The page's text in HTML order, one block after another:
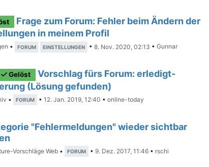
Frage zum Forum: Fehler beim Ändern der
in meinem Profil
• FORUM EINSTELLUNGEN • 8. Nov. 2020, 02:13 • Gunnar
Gelöst
Vorschlag fürs Forum: erledigt-
(Lösung gefunden)
• FORUM • 12. Jan. 2019, 12:40 • online-today
"Fehlermeldungen" wieder sichtbar
Vorschläge Web • FORUM • 9. Dez. 2017, 11:46 • rschi